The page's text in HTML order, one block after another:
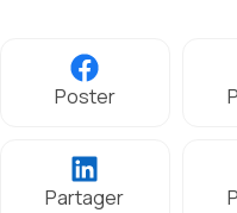
Poster
Partager